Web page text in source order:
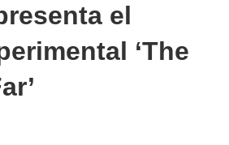
el
‘The